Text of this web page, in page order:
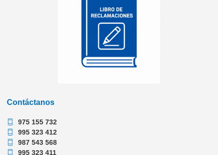
Contáctanos
975 155 732
995 323 412
987 543 568
995 323 411